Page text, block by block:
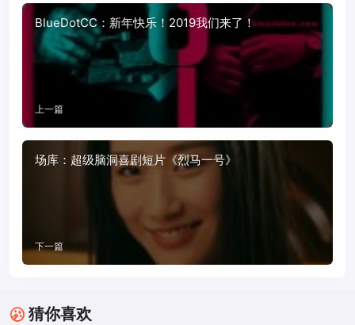
BlueDotCC：新年快乐！2019我们来了！
上一篇
场库：超级脑洞喜剧短片《烈马一号》
下一篇
猜你喜欢